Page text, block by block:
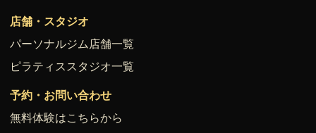
店舗・スタジオ
パーソナルジム店舗一覧
ピラティススタジオ一覧
予約・お問い合わせ
無料体験はこちらから